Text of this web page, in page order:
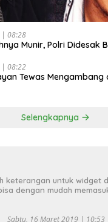
| 08:28
Munir, Polri Didesak
| 08:22
Tewas Mengambang
Selengkapnya
keterangan untuk widget
dengan mudah
Sabtu, 16 Maret 2019 | 10:53